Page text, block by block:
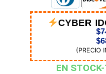
CYBER
$
$
(PRECIO
EN